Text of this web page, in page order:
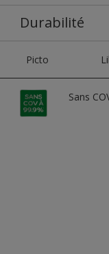
Durabilité
Picto
Sans